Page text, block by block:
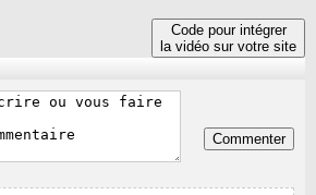
Code pour intégrer
la vidéo sur votre site
Commenter